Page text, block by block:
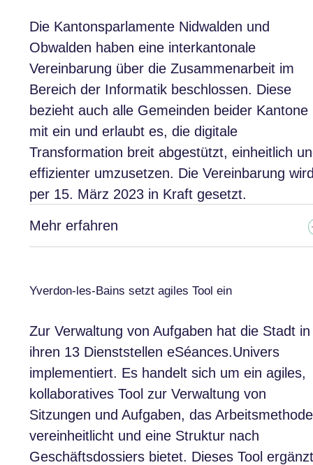
Die Kantonsparlamente Nidwalden und
Obwalden haben eine interkantonale
Vereinbarung über die Zusammenarbeit im
Bereich der Informatik beschlossen. Diese
bezieht auch alle Gemeinden beider Kantone
mit ein und erlaubt es, die digitale
Transformation breit abgestützt, einheitlich
effizienter umzusetzen. Die Vereinbarung
per 15. März 2023 in Kraft gesetzt.
Mehr erfahren
Yverdon-les-Bains setzt agiles Tool ein
Zur Verwaltung von Aufgaben hat die Stadt in
ihren 13 Dienststellen eSéances.Univers
implementiert. Es handelt sich um ein agiles,
kollaboratives Tool zur Verwaltung von
Sitzungen und Aufgaben, das
vereinheitlicht und eine Struktur nach
Geschäftsdossiers bietet. Dieses Tool ergänzt